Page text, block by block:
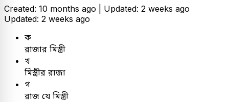
Created: 10 months ago | Updated: 2 weeks ago
Updated: 2 weeks ago
ক
রাজার মিস্ত্রী
খ
মিস্ত্রীর রাজা
গ
রাজ যে মিস্ত্রী